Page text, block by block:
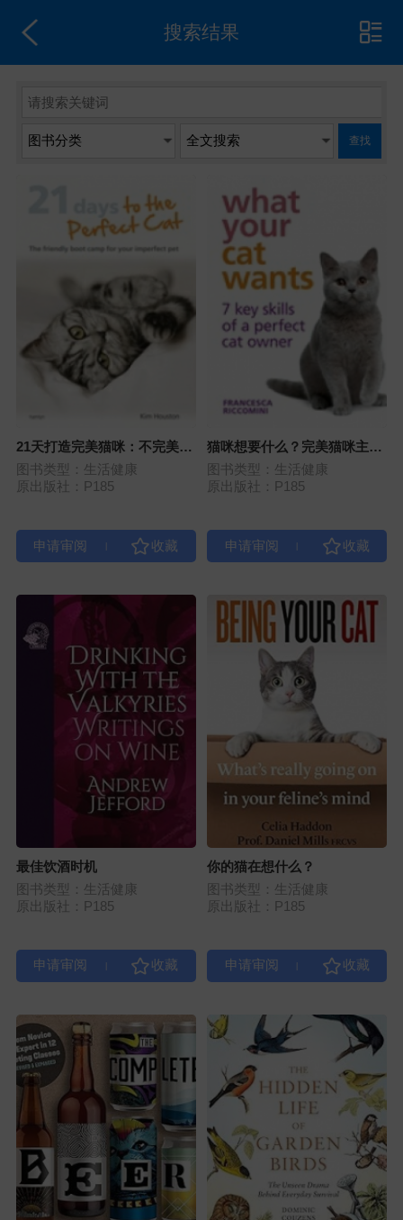
搜索结果
查找
21天打造完美猫咪：不完美宠
物的友好训练营
图书类型：生活健康
原出版社：P185
猫咪想要什么？完美猫咪主人
必备的7项关键技能
图书类型：生活健康
原出版社：P185
最佳饮酒时机
图书类型：生活健康
原出版社：P185
你的猫在想什么？
图书类型：生活健康
原出版社：P185